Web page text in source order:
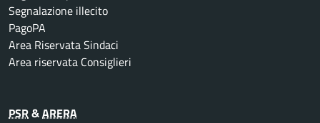
Segnalazione illecito
PagoPA
Area Riservata Sindaci
Area riservata Consiglieri
PSR&ARERA